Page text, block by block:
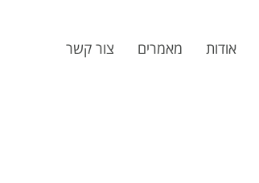
אודות מאמרים צור קשר